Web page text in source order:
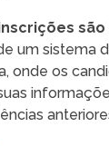
um sistema
onde os